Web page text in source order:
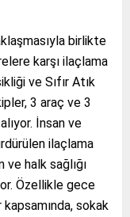
birlikte
karşı ilaçlama
ve Sıfır Atık
3 araç ve 3
İnsan ve
ilaçlama
halk sağlığı
Özellikle gece
sokak